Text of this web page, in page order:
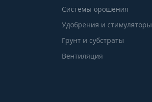
Системы орошения
Удобрения и стимуляторы
Грунт и субстраты
Вентиляция